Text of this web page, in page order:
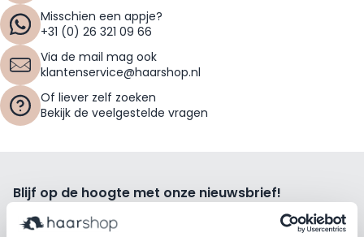
Misschien een appje?
+31 (0) 26 321 09 66
Via de mail mag ook
klantenservice@haarshop.nl
Of liever zelf zoeken
Bekijk de veelgestelde vragen
Blijf op de hoogte met onze nieuwsbrief!
Ontvang wekelijks de beste kortingsacties, tips en nieuws
rechtstreeks in jou e-mailbox.